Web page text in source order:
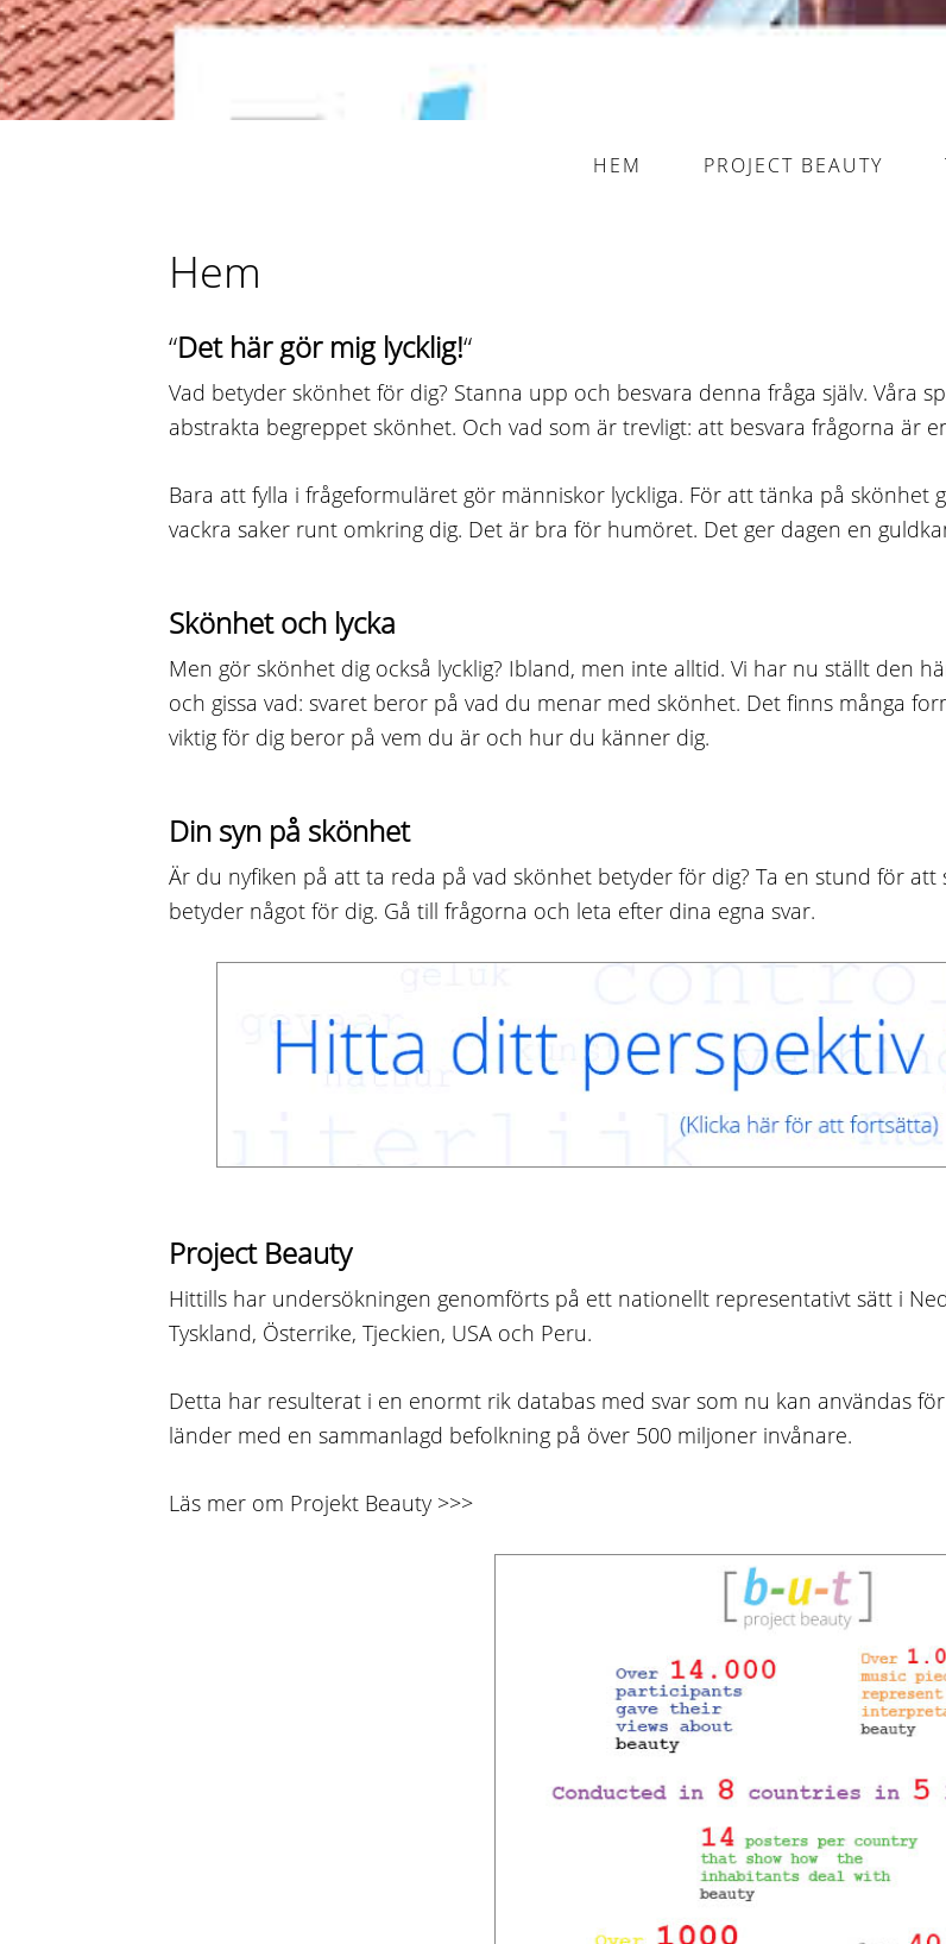
HEM PROJECT BEAUTY
Hem
“Det här gör mig lycklig!“
Vad betyder skönhet för dig? Stanna upp och besvara denna fråga själv. Våra
abstrakta begreppet skönhet. Och vad som är trevligt: att besvara frågorna är
Bara att fylla i frågeformuläret gör människor lyckliga. För att tänka på
vackra saker runt omkring dig. Det är bra för humöret. Det ger dagen en
Skönhet och lycka
Men gör skönhet dig också lycklig? Ibland, men inte alltid. Vi har nu ställt den
och gissa vad: svaret beror på vad du menar med skönhet. Det finns många
viktig för dig beror på vem du är och hur du känner dig.
Din syn på skönhet
Är du nyfiken på att ta reda på vad skönhet betyder för dig? Ta en stund för
betyder något för dig. Gå till frågorna och leta efter dina egna svar.
Project Beauty
Hittills har undersökningen genomförts på ett nationellt representativt sätt i
Tyskland, Österrike, Tjeckien, USA och Peru.
Detta har resulterat i en enormt rik databas med svar som nu kan användas
länder med en sammanlagd befolkning på över 500 miljoner invånare.
Läs mer om Projekt Beauty >>>